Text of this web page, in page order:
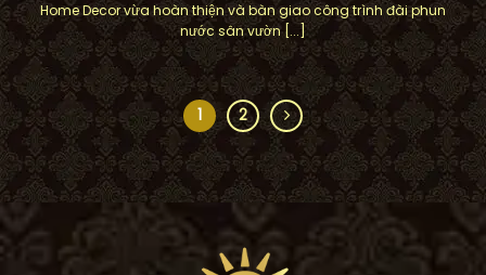
Home Decor vừa hoàn thiện và bàn giao công trình đài phun
nước sân vườn [...]
1 2